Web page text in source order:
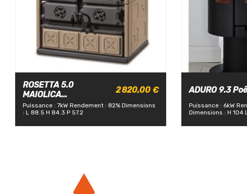
ROSETTA 5.0
MAIOLICA...
2 820,00 €
Puissance : 7kW Rendement : 82% Dimensions
: L 88.5 H 84.3 P 57.2
ADURO 9.3
Puissance : 6kW
Dimensions : H 104